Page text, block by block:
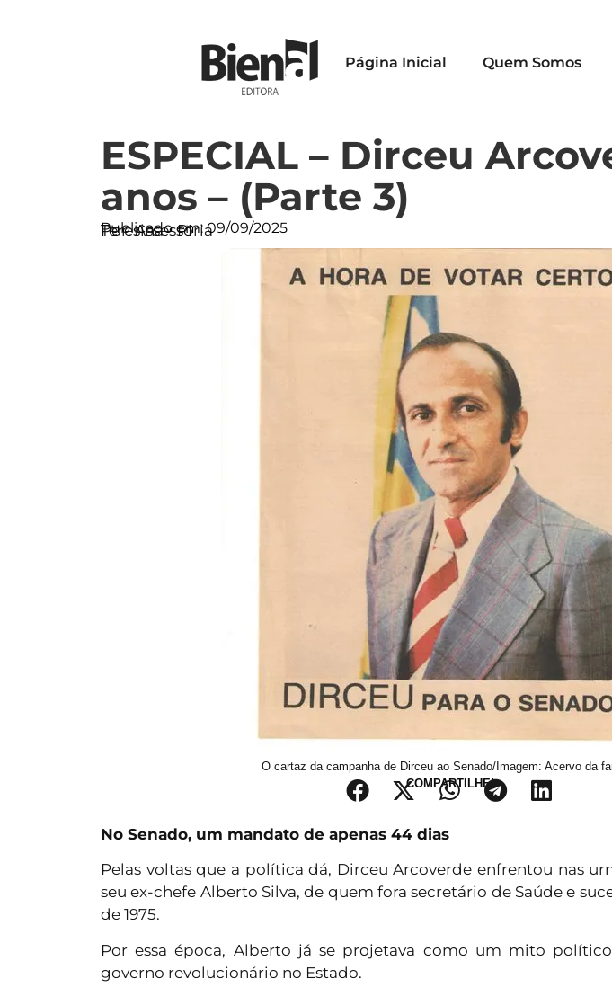
Página Inicial Quem Somos
ESPECIAL – Dirceu
anos – (Parte 3)
Publicado em: 09/09/2025
Por: Assessoria
Teresina - PI
O cartaz da campanha de Dirceu ao Senado/Imagem: Acervo da
COMPARTILHE!
No Senado, um mandato de apenas 44 dias
Pelas voltas que a política dá, Dirceu Arcoverde enfrentou nas
seu ex-chefe Alberto Silva, de quem fora secretário de Saúde e
de 1975.
Por essa época, Alberto já se projetava como um mito
governo revolucionário no Estado.